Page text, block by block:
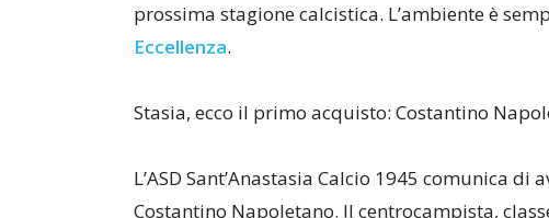
prossima stagione calcistica. L’ambiente è
Eccellenza.
Stasia, ecco il primo acquisto: Costantino
L’ASD Sant’Anastasia Calcio 1945 comunica
Costantino Napoletano. Il centrocampista,